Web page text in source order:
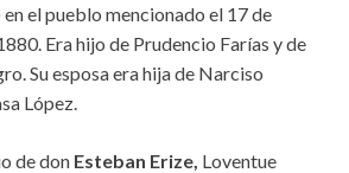
en el pueblo mencionado el 17 de
Era hijo de Prudencio Farías y de
Su esposa era hija de Narciso
López.
de don Esteban Erize, Loventue